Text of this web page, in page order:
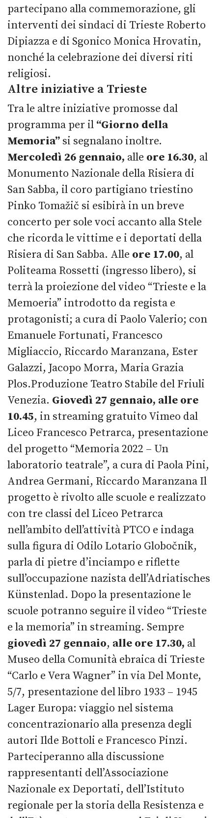
partecipano alla commemorazione, gli
interventi dei sindaci di Trieste Roberto
Dipiazza e di Sgonico Monica Hrovatin,
nonché la celebrazione dei diversi riti
religiosi.
Altre iniziative a Trieste
Tra le altre iniziative promosse dal
programma per il “Giorno della
Memoria” si segnalano inoltre.
Mercoledì 26 gennaio, alle ore 16.30, al
Monumento Nazionale della Risiera di
San Sabba, il coro partigiano triestino
Pinko Tomažič si esibirà in un breve
concerto per sole voci accanto alla Stele
che ricorda le vittime e i deportati della
Risiera di San Sabba. Alle ore 17.00, al
Politeama Rossetti (ingresso libero), si
terrà la proiezione del video “Trieste e la
Memoeria” introdotto da regista e
protagonisti; a cura di Paolo Valerio; con
Emanuele Fortunati, Francesco
Migliaccio, Riccardo Maranzana, Ester
Galazzi, Jacopo Morra, Maria Grazia
Plos.Produzione Teatro Stabile del Friuli
Venezia. Giovedì 27 gennaio, alle ore
10.45, in streaming gratuito Vimeo dal
Liceo Francesco Petrarca, presentazione
del progetto “Memoria 2022 – Un
laboratorio teatrale”, a cura di Paola Pini,
Andrea Germani, Riccardo Maranzana Il
progetto è rivolto alle scuole e realizzato
con tre classi del Liceo Petrarca
nell’ambito dell’attività PTCO e indaga
sulla figura di Odilo Lotario Globočnik,
parla di pietre d’inciampo e riflette
sull’occupazione nazista dell’Adriatisches
Künstenlad. Dopo la presentazione le
scuole potranno seguire il video “Trieste
e la memoria” in streaming. Sempre
giovedì 27 gennaio, alle ore 17.30, al
Museo della Comunità ebraica di Trieste
“Carlo e Vera Wagner” in via Del Monte,
5/7, presentazione del libro 1933 – 1945
Lager Europa: viaggio nel sistema
concentrazionario alla presenza degli
autori Ilde Bottoli e Francesco Pinzi.
Parteciperanno alla discussione
rappresentanti dell’Associazione
Nazionale ex Deportati, dell’Istituto
regionale per la storia della Resistenza e